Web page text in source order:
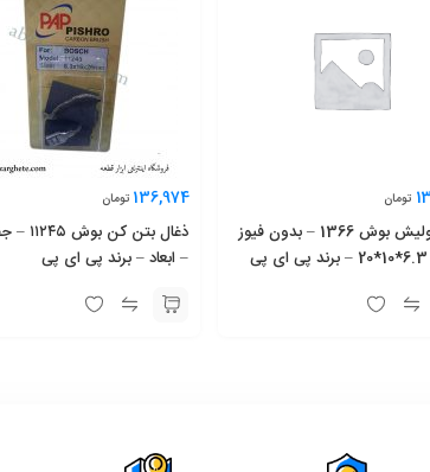
تومان
ذغال پوليش بوش 1366 – بدون فیوز
136,974 تومان
ذغال بتن
– ابعاد – برند پی ای پی